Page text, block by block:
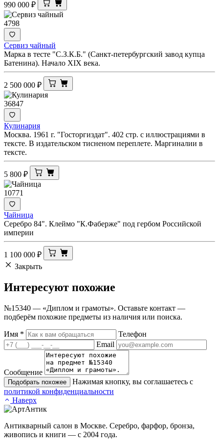
990 000 ₽
4798
Сервиз чайный
Марка в тесте "С.З.К.Б." (Санкт-петербургский завод купца
Батенина). Начало XIX века.
2 500 000 ₽
36847
Кулинария
Москва. 1961 г. "Госторгиздат". 402 стр. с иллюстрациями в
тексте. В издательском тисненом переплете. Маргиналии в
тексте.
5 800 ₽
10771
Чайница
Серебро 84". Клеймо "К.Фаберже" под гербом Российской
империи
1 100 000 ₽
Закрыть
Интересуют похожие
№15340 — «Диплом и грамоты». Оставьте контакт —
подберём похожие предметы из наличия или поиска.
Имя *
Телефон
Email
Сообщение
Подобрать похожее
Нажимая кнопку, вы соглашаетесь с
политикой конфиденциальности
Наверх
Антикварный салон в Москве. Серебро, фарфор, бронза,
живопись и книги — с 2004 года.